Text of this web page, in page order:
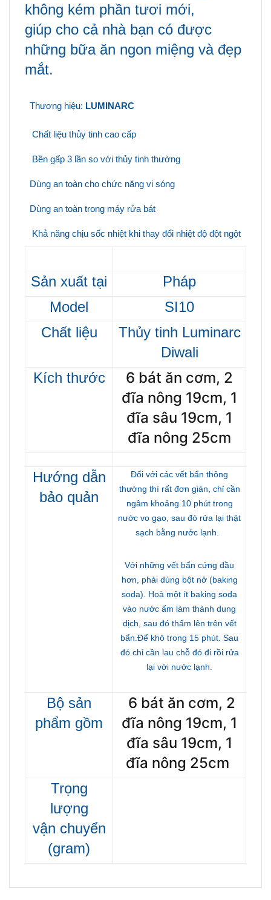
không kém phần tươi mới,
giúp cho cả nhà bạn có được
những bữa ăn ngon miệng và đẹp
mắt.
Thương hiệu: LUMINARC
Chất liệu thủy tinh cao cấp
Bền gấp 3 lần so với thủy tinh thường
Dùng an toàn cho chức năng vi sóng
Dùng an toàn trong máy rửa bát
Khả năng chịu sốc nhiệt khi thay đổi nhiệt độ đột ngột
Sản xuất tại
Pháp
Model
SI10
Chất liệu
Thủy tinh Luminarc
Diwali
Kích thước
6 bát ăn cơm, 2
đĩa nông 19cm, 1
đĩa sâu 19cm, 1
đĩa nông 25cm
Hướng dẫn
bảo quản
Đối với các vết bẩn thông
thường thì rất đơn giản, chỉ cần
ngâm khoảng 10 phút trong
nước vo gạo, sau đó rửa lại thật
sạch bằng nước lạnh.
Với những vết bẩn cứng đầu
hơn, phải dùng bột nở (baking
soda). Hoà một ít baking soda
vào nước ấm làm thành dung
dịch, sau đó thấm lên trên vết
bẩn.Để khô trong 15 phút. Sau
đó chỉ cần lau chỗ đó đi rồi rửa
lại với nước lạnh.
Bộ sản
phẩm gồm
6 bát ăn cơm, 2
đĩa nông 19cm, 1
đĩa sâu 19cm, 1
đĩa nông 25cm
Trọng
lượng
vận chuyển
(gram)